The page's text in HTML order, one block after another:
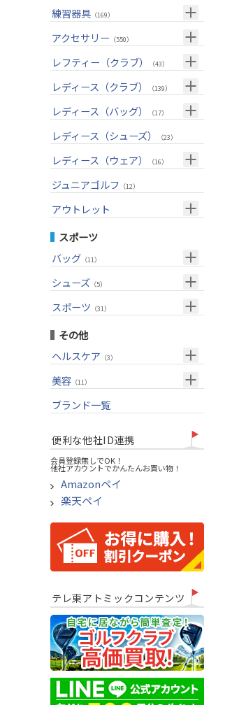
ウェッジ(右用)
パター(右用)
チッパー(右用)（13）
USモデル（59）
カスタム
アウター
グローブ
その他
GPSナビ（34）
距離測定器
（20）
ネームプレート
傘
練習器具 （169）
パターマット（28）
スイング練習器 （114）
アクセサリー （550）
ヘッドカバー（213）
シューズケース （7）
トラベルケース （20）
サングラス
ネックレス
その他
シャフト（27）
グリップ（20）
レフティー（クラブ） （43）
クラブセット(左用) （1）
ドライバー(左用)（4）
フェアウェイウッド(左用)
ウェッジ(左用)
パター(左用)
USモデル
レディース（クラブ） （139）
クラブセット(女性用) （11）
ドライバー(女性用)（20）
フェアウェイウッド(女性用) （28）
ウェッジ(女性用)
パター(女性用)
チッパー(女性用)（2）
USモデル（1）
レディース（バッグ） （17）
キャディバッグ （12）
クラブケース （2）
レディース（シューズ） （23）
レディース（ウェア） （16）
トップス（5）
レインウェア
ジュニアゴルフ （12）
アウトレット
クラブセット
ドライバー
ユーティリティー
アイアンセット
アイアン単品
ウェッジ
パター
ゴルフバッグ
ゴルフシューズ
ウェア
その他
スポーツ
バッグ （11）
メンズ（10）
スーツケース
シューズ （5）
アクセサリー
スポーツ （31）
トレーニング
アウトドア
その他
ヘルスケア （3）
サポーター
美容 （11）
UVケア（11）
ブランド一覧
便利な他社ID連携
会員登録無しでOK！
他社アカウントでかんたんお買い物！
Amazonペイ
楽天ペイ
テレ東アトミックコンテンツ